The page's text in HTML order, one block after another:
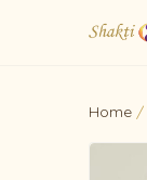
Home /